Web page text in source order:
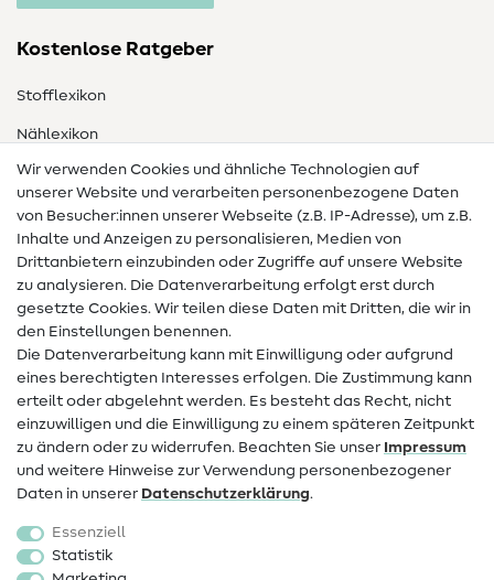
Kostenlose Ratgeber
Stofflexikon
Nählexikon
Nähanleitungen
Hilfe & Kontakt
Kontakt
Infos zum Betreiberwechsel
Widerrufsrecht
Beliebt
Stoffe
Sale
Wir verwenden Cookies und ähnliche Technologien auf
unserer Website und verarbeiten personenbezogene Daten
von Besucher:innen unserer Webseite (z.B. IP-Adresse), um z.B.
Inhalte und Anzeigen zu personalisieren, Medien von
Drittanbietern einzubinden oder Zugriffe auf unsere Website
zu analysieren. Die Datenverarbeitung erfolgt erst durch
gesetzte Cookies. Wir teilen diese Daten mit Dritten, die wir in
den Einstellungen benennen.
Die Datenverarbeitung kann mit Einwilligung oder aufgrund
eines berechtigten Interesses erfolgen. Die Zustimmung kann
erteilt oder abgelehnt werden. Es besteht das Recht, nicht
einzuwilligen und die Einwilligung zu einem späteren Zeitpunkt
zu ändern oder zu widerrufen. Beachten Sie unser Impressum
und weitere Hinweise zur Verwendung personenbezogener
Daten in unserer Daten­schutz­erklärung.
Essenziell
Statistik